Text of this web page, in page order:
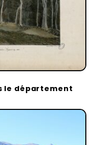
le département